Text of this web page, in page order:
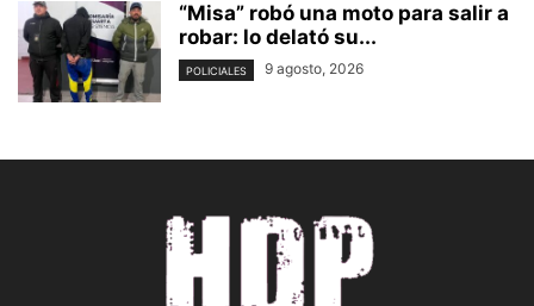
“Misa” robó una moto para salir a
robar: lo delató su...
POLICIALES 9 agosto, 2026